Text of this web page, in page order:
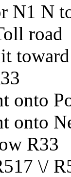
N1 N
road
onto
onto
R33
\/